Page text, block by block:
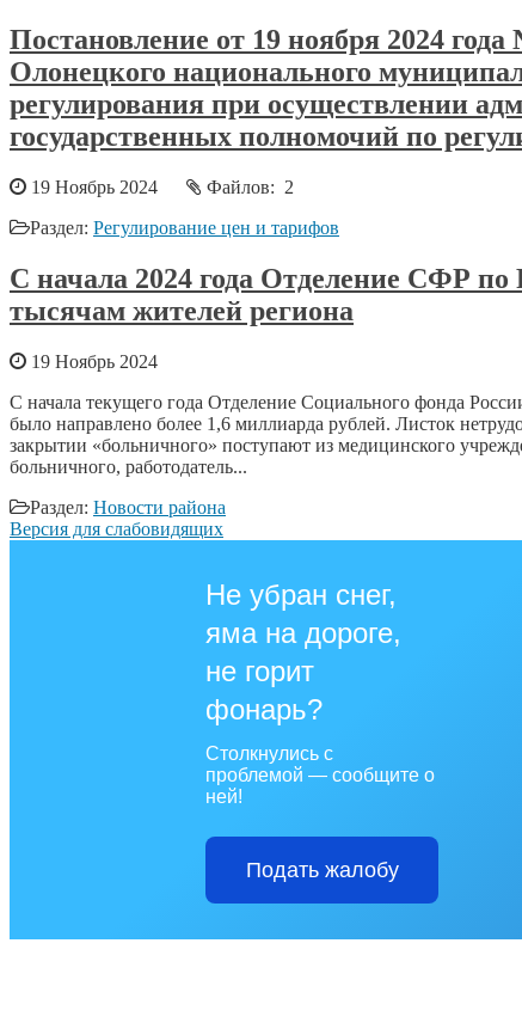
Постановление от 19 ноября 2024
Олонецкого национального
регулирования при осуществлении
государственных полномочий по
19 Ноябрь 2024
Файлов: 2
Раздел: Регулирование цен и тарифов
С начала 2024 года Отделение СФР по
тысячам жителей региона
19 Ноябрь 2024
С начала текущего года Отделение Социального фонда
было направлено более 1,6 миллиарда рублей. Листок
закрытии «больничного» поступают из медицинского
больничного, работодатель...
Раздел: Новости района
Версия для слабовидящих
Не убран снег,
яма на дороге,
не горит
фонарь?
Столкнулись с
проблемой — сообщите о
ней!
Подать жалобу